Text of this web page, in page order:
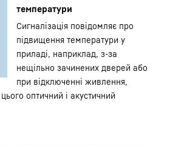
температури
Сигналізація повідомляє про
підвищення температури у
приладі, наприклад, з-за
нещільно зачинених дверей або
при відключенні живлення,
оптичний і акустичний